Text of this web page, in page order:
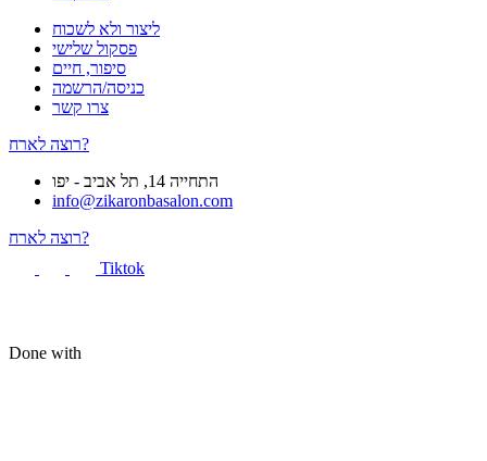
ליצור ולא לשכוח
פסקול שלישי
סיפור, חיים
כניסה/הרשמה
צרו קשר
רוצה לארח?
התחייה 14, תל אביב - יפו
info@zikaronbasalon.com
רוצה לארח?
Tiktok
Done with